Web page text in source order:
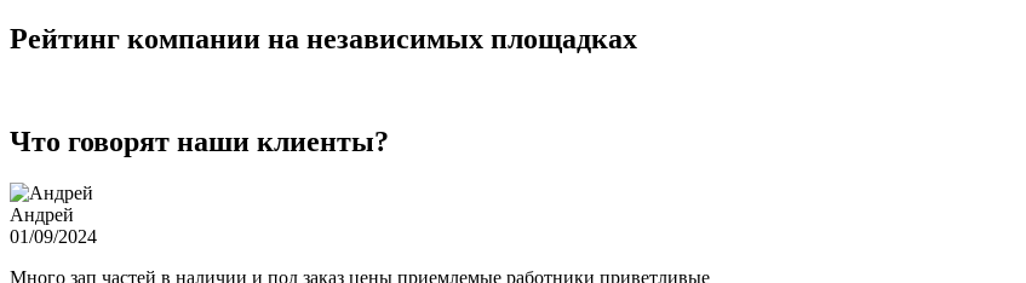
Рейтинг компании на независимых площадках
Что говорят наши клиенты?
Андрей
01/09/2024
Много зап частей в наличии и под заказ цены приемлемые работники приветливые